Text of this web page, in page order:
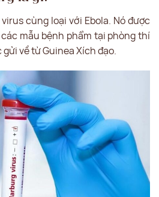
cùng loại với Ebola. Nó được
mẫu bệnh phẩm tại phòng thí
về từ Guinea Xích đạo.